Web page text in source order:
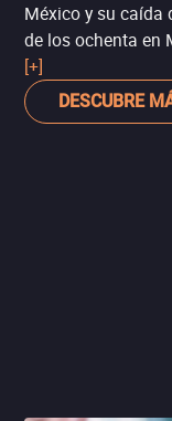
México y su caída
de los ochenta en
la directora
logra, en conjunto
Ludlow (‘Los
[+]
DESCUBRE